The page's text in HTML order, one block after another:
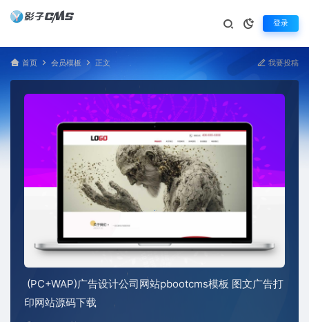
登录
首页 会员模板 正文 我要投稿
(PC+WAP)广告设计公司网站pbootcms模板 图文广告打
印网站源码下载